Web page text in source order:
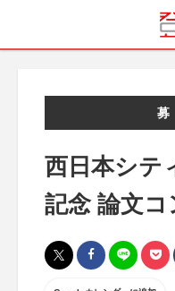
西日本シテ
記念 論文